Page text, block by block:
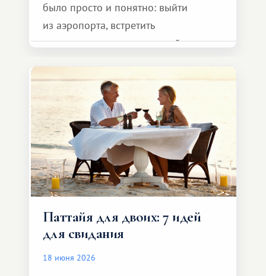
было просто и понятно: выйти
из аэропорта, встретить
представителя транспортной
и спокойно доехать до курорта.
Паттайя для двоих: 7 идей
для свидания
18 июня 2026